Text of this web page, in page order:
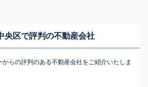
央区で評判の不動産会社
らの評判のある不動産会社をご紹介いたしま